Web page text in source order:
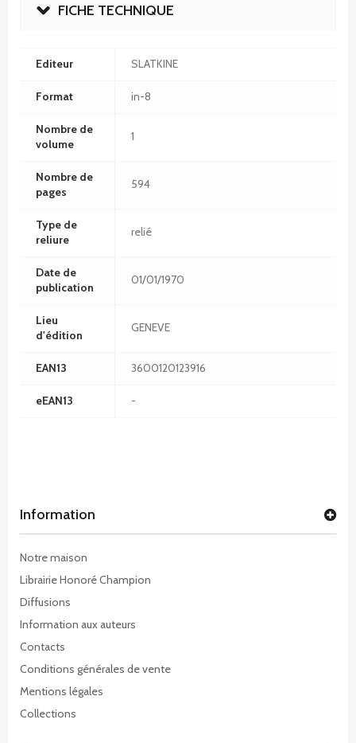
FICHE TECHNIQUE
Editeur SLATKINE
Format in-8
Nombre de
volume
1
Nombre de
pages
594
Type de
reliure
relié
Date de
publication
01/01/1970
Lieu
d'édition
GENEVE
EAN13 3600120123916
eEAN13 -
Information
Notre maison
Librairie Honoré Champion
Diffusions
Information aux auteurs
Contacts
Conditions générales de vente
Mentions légales
Collections